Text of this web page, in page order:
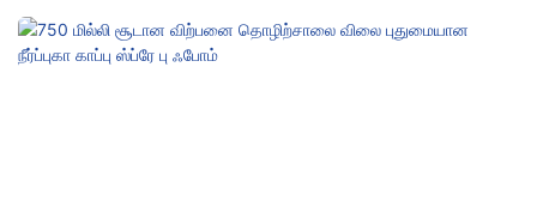
சந்தையில் ஒத்த தயாரிப்புகளுடன் ஒப்பிடும்போது, இது செயல்திறன்,
தரம், தோற்றம் போன்றவற்றில் ஒப்பிடமுடியாத சிறந்த நன்மைகளைக்